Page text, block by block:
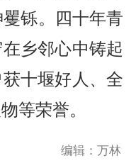
铄。四十年青
乡邻心中铸起
十堰好人、全
等荣誉。
编辑：万林